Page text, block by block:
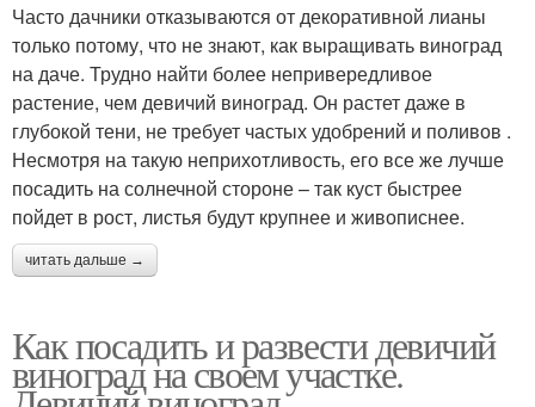
Часто дачники отказываются от декоративной лианы
только потому, что не знают, как выращивать виноград
на даче. Трудно найти более непривередливое
растение, чем девичий виноград. Он растет даже в
глубокой тени, не требует частых удобрений и поливов .
Несмотря на такую неприхотливость, его все же лучше
посадить на солнечной стороне – так куст быстрее
пойдет в рост, листья будут крупнее и живописнее.
читать дальше →
Как посадить и развести девичий
виноград на своем участке.